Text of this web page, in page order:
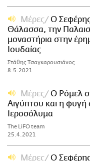
Μέρες
Ο
Θάλασσα, την
μοναστήρια στην
Ιουδαίας
Στάθης Τσαγκαρουσιάνος
8.5.2021
Μέρες
Ο Ρόμελ
Αιγύπτου και η φυγή
Ιεροσόλυμα
The LiFO team
25.4.2021
Μέρες
O